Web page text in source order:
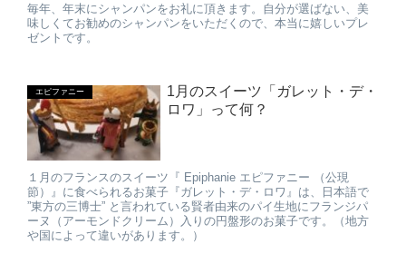
毎年、年末にシャンパンをお礼に頂きます。自分が選ばない、美
味しくてお勧めのシャンパンをいただくので、本当に嬉しいプレ
ゼントです。
エピファニー
1月のスイーツ「ガレット・デ・
ロワ」って何？
１月のフランスのスイーツ『 Epiphanie エピファニー （公現
節）』に食べられるお菓子『ガレット・デ・ロワ』は、日本語で
”東方の三博士” と言われている賢者由来のパイ生地にフランジパ
ーヌ（アーモンドクリーム）入りの円盤形のお菓子です。（地方
や国によって違いがあります。）